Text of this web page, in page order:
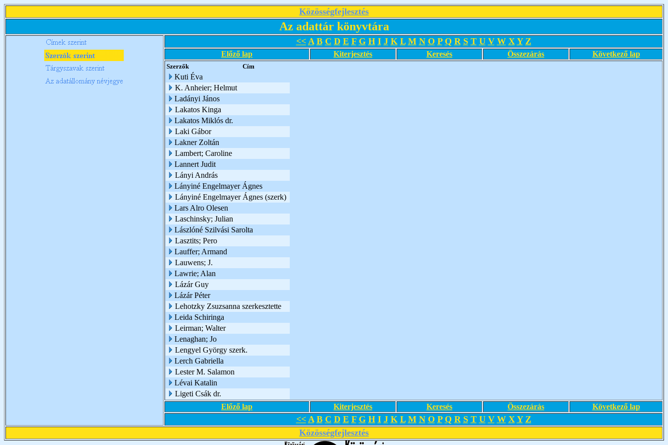
Közösségfejlesztés
Az adattár könyvtára
<< A B C D E F G H I J K L M N O P Q R S T U V W X Y Z
Előző lap Kiterjesztés Keresés Összezárás Következő lap
Szerzők Cím
Kuti Éva
K. Anheier; Helmut
Ladányi János
Lakatos Kinga
Lakatos Miklós dr.
Laki Gábor
Lakner Zoltán
Lambert; Caroline
Lannert Judit
Lányi András
Lányiné Engelmayer Ágnes
Lányiné Engelmayer Ágnes (szerk)
Lars Alro Olesen
Laschinsky; Julian
Lászlóné Szilvási Sarolta
Lasztits; Pero
Lauffer; Armand
Lauwens; J.
Lawrie; Alan
Lázár Guy
Lázár Péter
Lehotzky Zsuzsanna szerkesztette
Leida Schiringa
Leirman; Walter
Lenaghan; Jo
Lengyel György szerk.
Lerch Gabriella
Lester M. Salamon
Lévai Katalin
Ligeti Csák dr.
Előző lap
Kiterjesztés Keresés Összezárás Következő lap
<< A B C D E F G H I J K L M N O P Q R S T U V W X Y Z
Közösségfejlesztés